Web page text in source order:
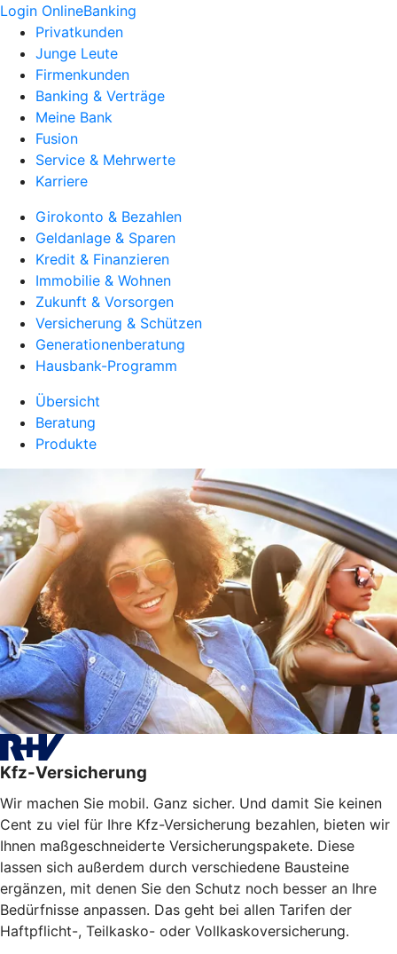
Login OnlineBanking
Privatkunden
Junge Leute
Firmenkunden
Banking & Verträge
Meine Bank
Fusion
Service & Mehrwerte
Karriere
Girokonto & Bezahlen
Geldanlage & Sparen
Kredit & Finanzieren
Immobilie & Wohnen
Zukunft & Vorsorgen
Versicherung & Schützen
Generationenberatung
Hausbank-Programm
Übersicht
Beratung
Produkte
Kfz-Versicherung
Wir machen Sie mobil. Ganz sicher. Und damit Sie keinen
Cent zu viel für Ihre Kfz-Versicherung bezahlen, bieten wir
Ihnen maßgeschneiderte Versicherungspakete. Diese
lassen sich außerdem durch verschiedene Bausteine
ergänzen, mit denen Sie den Schutz noch besser an Ihre
Bedürfnisse anpassen. Das geht bei allen Tarifen der
Haftpflicht-, Teilkasko- oder Vollkaskoversicherung.